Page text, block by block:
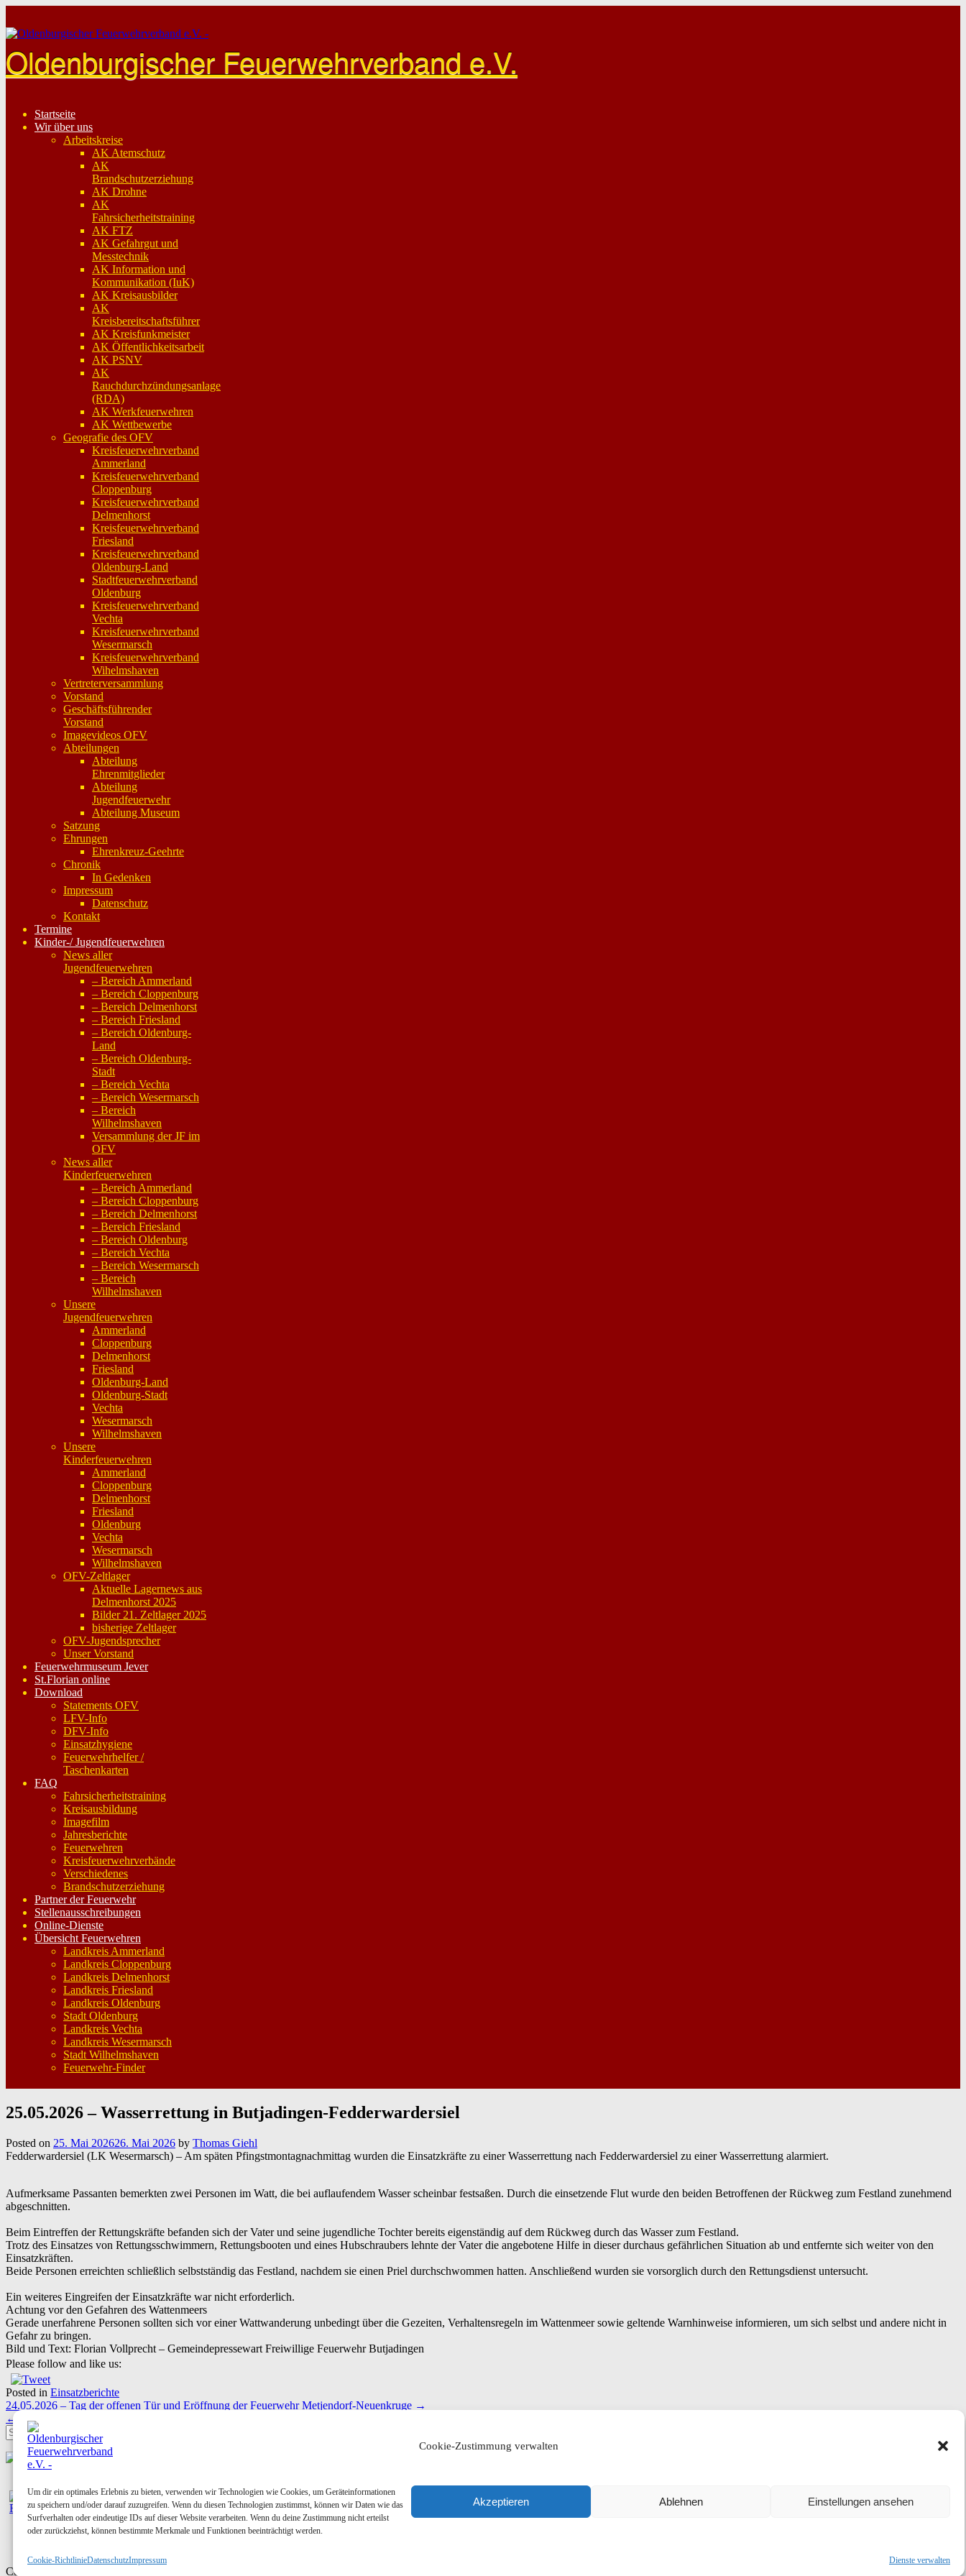
Cookie-Zustimmung verwalten
Um dir ein optimales Erlebnis zu bieten, verwenden wir Technologien wie Cookies, um Geräteinformationen
zu speichern und/oder darauf zuzugreifen. Wenn du diesen Technologien zustimmst, können wir Daten wie das
Surfverhalten oder eindeutige IDs auf dieser Website verarbeiten. Wenn du deine Zustimmung nicht erteilst
oder zurückziehst, können bestimmte Merkmale und Funktionen beeinträchtigt werden.
Dienste verwalten
Akzeptieren Ablehnen Einstellungen ansehen
Cookie-RichtlinieDatenschutzImpressum
content
Oldenburgischer Feuerwehrverband e.V.
Startseite
Wir über uns
Arbeitskreise
AK Atemschutz
AK
Brandschutzerziehung
AK Drohne
AK
Fahrsicherheitstraining
AK FTZ
AK Gefahrgut und
Messtechnik
AK Information und
Kommunikation (IuK)
AK Kreisausbilder
AK
Kreisbereitschaftsführer
AK Kreisfunkmeister
AK Öffentlichkeitsarbeit
AK PSNV
AK
Rauchdurchzündungsanlage
(RDA)
AK Werkfeuerwehren
AK Wettbewerbe
Geografie des OFV
Kreisfeuerwehrverband
Ammerland
Kreisfeuerwehrverband
Cloppenburg
Kreisfeuerwehrverband
Delmenhorst
Kreisfeuerwehrverband
Friesland
Kreisfeuerwehrverband
Oldenburg-Land
Stadtfeuerwehrverband
Oldenburg
Kreisfeuerwehrverband
Vechta
Kreisfeuerwehrverband
Wesermarsch
Kreisfeuerwehrverband
Wihelmshaven
Vertreterversammlung
Vorstand
Geschäftsführender
Vorstand
Imagevideos OFV
Abteilungen
Abteilung
Ehrenmitglieder
Abteilung
Jugendfeuerwehr
Abteilung Museum
Satzung
Ehrungen
Ehrenkreuz-Geehrte
Chronik
In Gedenken
Impressum
Datenschutz
Kontakt
Termine
Kinder-/ Jugendfeuerwehren
News aller
Jugendfeuerwehren
– Bereich Ammerland
– Bereich Cloppenburg
– Bereich Delmenhorst
– Bereich Friesland
– Bereich Oldenburg-
Land
– Bereich Oldenburg-
Stadt
– Bereich Vechta
– Bereich Wesermarsch
– Bereich
Wilhelmshaven
Versammlung der JF im
OFV
News aller
Kinderfeuerwehren
– Bereich Ammerland
– Bereich Cloppenburg
– Bereich Delmenhorst
– Bereich Friesland
– Bereich Oldenburg
– Bereich Vechta
– Bereich Wesermarsch
– Bereich
Wilhelmshaven
Unsere
Jugendfeuerwehren
Ammerland
Cloppenburg
Delmenhorst
Friesland
Oldenburg-Land
Oldenburg-Stadt
Vechta
Wesermarsch
Wilhelmshaven
Unsere
Kinderfeuerwehren
Ammerland
Cloppenburg
Delmenhorst
Friesland
Oldenburg
Vechta
Wesermarsch
Wilhelmshaven
OFV-Zeltlager
Aktuelle Lagernews aus
Delmenhorst 2025
Bilder 21. Zeltlager 2025
bisherige Zeltlager
OFV-Jugendsprecher
Unser Vorstand
Feuerwehrmuseum Jever
St.Florian online
Download
Statements OFV
LFV-Info
DFV-Info
Einsatzhygiene
Feuerwehrhelfer /
Taschenkarten
FAQ
Fahrsicherheitstraining
Kreisausbildung
Imagefilm
Jahresberichte
Feuerwehren
Kreisfeuerwehrverbände
Verschiedenes
Brandschutzerziehung
Partner der Feuerwehr
Stellenausschreibungen
Online-Dienste
Übersicht Feuerwehren
Landkreis Ammerland
Landkreis Cloppenburg
Landkreis Delmenhorst
Landkreis Friesland
Landkreis Oldenburg
Stadt Oldenburg
Landkreis Vechta
Landkreis Wesermarsch
Stadt Wilhelmshaven
Feuerwehr-Finder
25.05.2026 – Wasserrettung in Butjadingen-Fedderwardersiel
Posted on 25. Mai 202626. Mai 2026 by Thomas Giehl
Fedderwardersiel (LK Wesermarsch) – Am späten Pfingstmontagnachmittag wurden die Einsatzkräfte zu einer Wasserrettung nach Fedderwardersiel zu einer Wasserrettung alarmiert.
Aufmerksame Passanten bemerkten zwei Personen im Watt, die bei auflaufendem Wasser scheinbar festsaßen. Durch die einsetzende Flut wurde den beiden Betroffenen der Rückweg zum Festland zunehmend
abgeschnitten.
Beim Eintreffen der Rettungskräfte befanden sich der Vater und seine jugendliche Tochter bereits eigenständig auf dem Rückweg durch das Wasser zum Festland.
Trotz des Einsatzes von Rettungsschwimmern, Rettungsbooten und eines Hubschraubers lehnte der Vater die angebotene Hilfe in dieser durchaus gefährlichen Situation ab und entfernte sich weiter von den
Einsatzkräften.
Beide Personen erreichten schließlich selbstständig das Festland, nachdem sie einen Priel durchschwommen hatten. Anschließend wurden sie vorsorglich durch den Rettungsdienst untersucht.
Ein weiteres Eingreifen der Einsatzkräfte war nicht erforderlich.
Achtung vor den Gefahren des Wattenmeers
Gerade unerfahrene Personen sollten sich vor einer Wattwanderung unbedingt über die Gezeiten, Verhaltensregeln im Wattenmeer sowie geltende Warnhinweise informieren, um sich selbst und andere nicht in
Gefahr zu bringen.
Bild und Text: Florian Vollprecht – Gemeindepressewart Freiwillige Feuerwehr Butjadingen
Please follow and like us:
Posted in Einsatzberichte
Post
navigation
24.05.2026 – Tag der offenen Tür und Eröffnung der Feuerwehr Metjendorf-Neuenkruge →
←
25.05.2026 – Pfingstmontag ist Mühlentag
Kontakt
Anmelden
Registrieren
Copyright Oldenburgischer Feuerwehrverband e.V. 2026